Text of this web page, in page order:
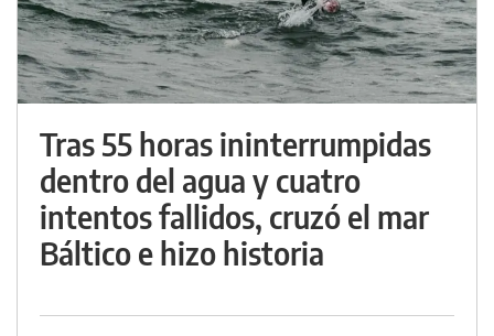
Tras 55 horas ininterrumpidas
dentro del agua y cuatro
intentos fallidos, cruzó el mar
Báltico e hizo historia